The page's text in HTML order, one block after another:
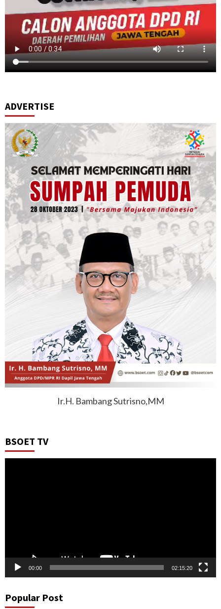
ADVERTISE
Ir.H. Bambang Sutrisno,MM
BSOET TV
00:00 02:15:20
Popular Post